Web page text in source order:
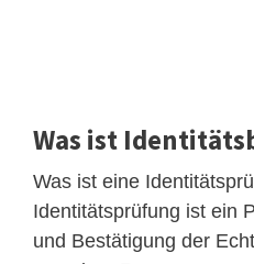
Was ist
Was ist eine
Identitätsprüfung ist ein
und Bestätigung der